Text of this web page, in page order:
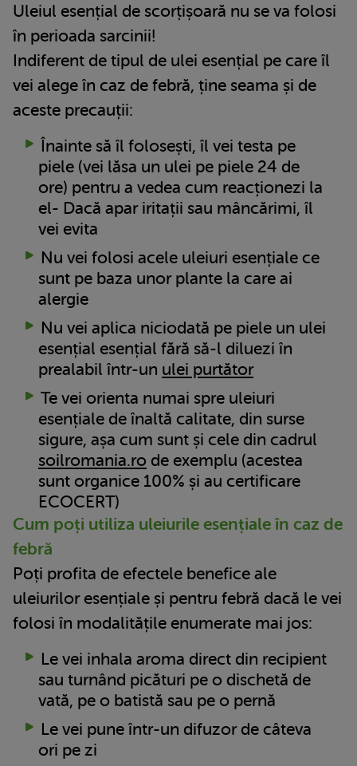
Uleiul esențial de scorțișoară nu se va folosi
în perioada sarcinii!
Indiferent de tipul de ulei esențial pe care îl
vei alege în caz de febră, ține seama și de
aceste precauții:
Înainte să îl folosești, îl vei testa pe
piele (vei lăsa un ulei pe piele 24 de
ore) pentru a vedea cum reacționezi la
el- Dacă apar iritații sau mâncărimi, îl
vei evita
Nu vei folosi acele uleiuri esențiale ce
sunt pe baza unor plante la care ai
alergie
Nu vei aplica niciodată pe piele un ulei
esențial esențial fără să-l diluezi în
prealabil într-un ulei purtător
Te vei orienta numai spre uleiuri
esențiale de înaltă calitate, din surse
sigure, așa cum sunt și cele din cadrul
soilromania.ro de exemplu (acestea
sunt organice 100% și au certificare
ECOCERT)
Cum poți utiliza uleiurile esențiale în caz de
febră
Poți profita de efectele benefice ale
uleiurilor esențiale și pentru febră dacă le vei
folosi în modalitățile enumerate mai jos:
Le vei inhala aroma direct din recipient
sau turnând picături pe o dischetă de
vată, pe o batistă sau pe o pernă
Le vei pune într-un difuzor de câteva
ori pe zi